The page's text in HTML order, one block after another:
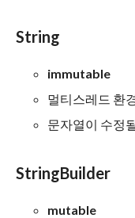
String
immutable
멀티스레드 환
문자열이 수정
StringBuilder
mutable